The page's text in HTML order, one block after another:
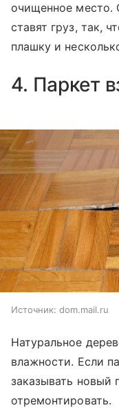
очищенное место.
ставят груз, так,
плашку и
4. Паркет
Источник: dom.mail.ru
Натуральное
влажности. Если
заказывать новый
отремонтировать.